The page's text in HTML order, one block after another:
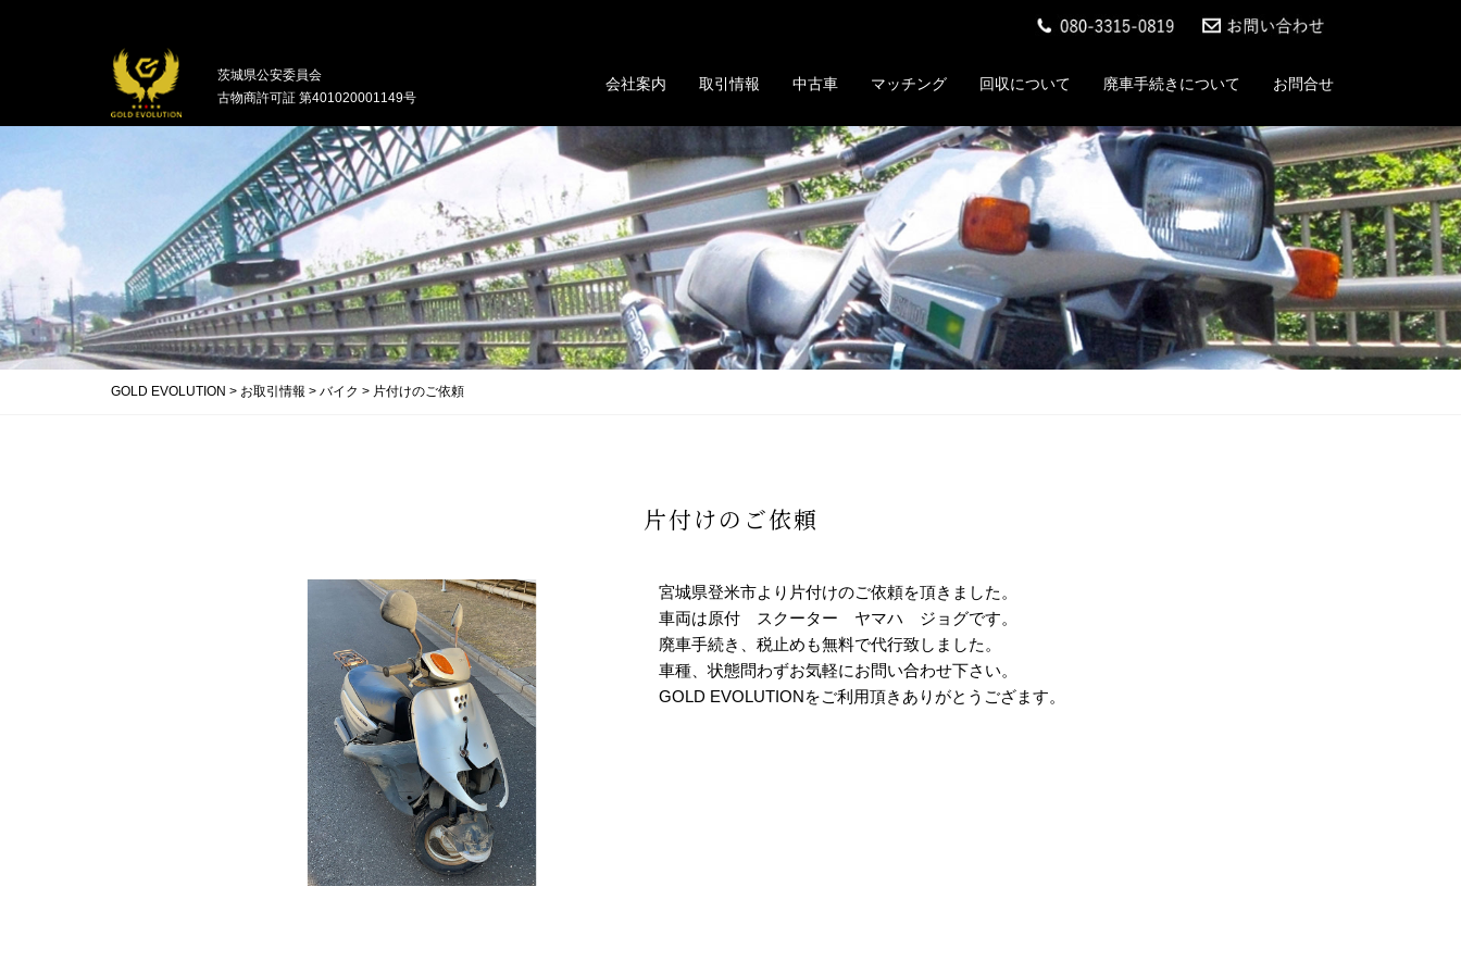
茨城県公安委員会
古物商許可証 第401020001149号
会社案内 取引情報 中古車 マッチング 回収について 廃車手続きについて お問合せ
GOLD EVOLUTION > お取引情報 > バイク > 片付けのご依頼
片付けのご依頼
宮城県登米市より片付けのご依頼を頂きました。
車両は原付 スクーター ヤマハ ジョグです。
廃車手続き、税止めも無料で代行致しました。
車種、状態問わずお気軽にお問い合わせ下さい。
GOLD EVOLUTIONをご利用頂きありがとうござます。